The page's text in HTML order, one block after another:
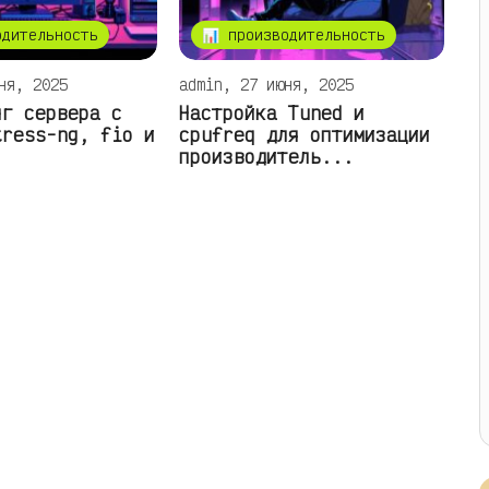
2025
сервера с
ng, fio и
📊 производительность
admin, 27 июня, 2025
Настройка Tuned и
cpufreq для оптимизации
производитель...